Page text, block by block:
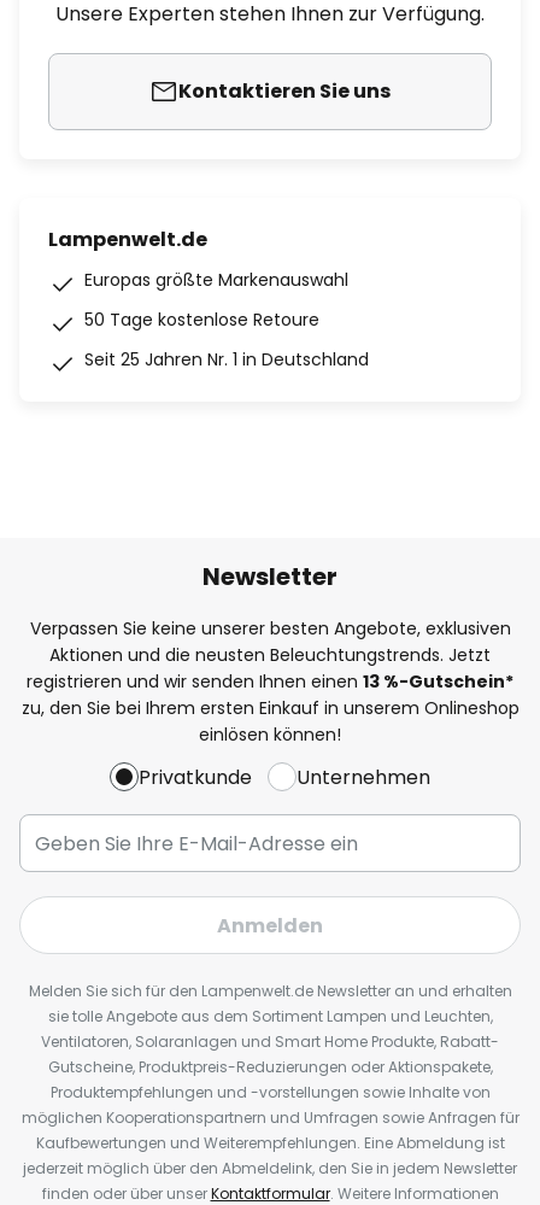
Unsere Experten stehen Ihnen zur Verfügung.
Kontaktieren Sie uns
Lampenwelt.de
Europas größte Markenauswahl
50 Tage kostenlose Retoure
Seit 25 Jahren Nr. 1 in Deutschland
Newsletter
Verpassen Sie keine unserer besten Angebote, exklusiven
Aktionen und die neusten Beleuchtungstrends. Jetzt
registrieren und wir senden Ihnen einen 13 %-Gutschein*
zu, den Sie bei Ihrem ersten Einkauf in unserem Onlineshop
einlösen können!
Privatkunde Unternehmen
Anmelden
Melden Sie sich für den Lampenwelt.de Newsletter an und erhalten
sie tolle Angebote aus dem Sortiment Lampen und Leuchten,
Ventilatoren, Solaranlagen und Smart Home Produkte, Rabatt-
Gutscheine, Produktpreis-Reduzierungen oder Aktionspakete,
Produktempfehlungen und -vorstellungen sowie Inhalte von
möglichen Kooperationspartnern und Umfragen sowie Anfragen für
Kaufbewertungen und Weiterempfehlungen. Eine Abmeldung ist
jederzeit möglich über den Abmeldelink, den Sie in jedem Newsletter
finden oder über unserKontaktformular. Weitere Informationen